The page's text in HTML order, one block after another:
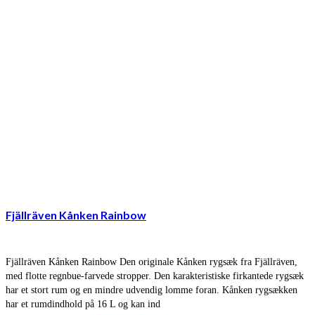
Fjällräven Kånken Rainbow
Fjällräven Kånken Rainbow Den originale Kånken rygsæk fra Fjällräven,
med flotte regnbue-farvede stropper. Den karakteristiske firkantede rygsæk
har et stort rum og en mindre udvendig lomme foran. Kånken rygsækken
har et rumdindhold på 16 L og kan ind